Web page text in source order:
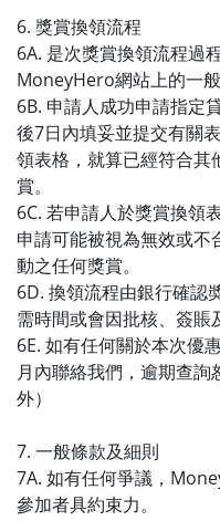
6. 獎賞換領流程
6A. 是次獎賞換領流程過
MoneyHero網站上的一
6B. 申請人成功申請指定
後7日內填妥並提交有關
領表格，就算已經符合其
賞。
6C. 若申請人於獎賞換領
申請可能被視為無效或
動之任何獎賞。
6D. 換領流程由銀行確認
需時間或會因批核、簽賬
6E. 如有任何關於本次優
月內聯絡我們，逾期查
外）
7. 一般條款及細則
7A. 如有任何爭議，
參加者具約束力。